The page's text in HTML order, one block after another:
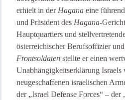
erhielt in der Hagana eine
und Präsident des Hagana-
Hauptquartiers und
österreichischer Berufsoffizier
Frontsoldaten stellte er einen
Unabhängigkeitserklärung
neugeschaffenen israelischen
der „Israel Defense Forces“ –